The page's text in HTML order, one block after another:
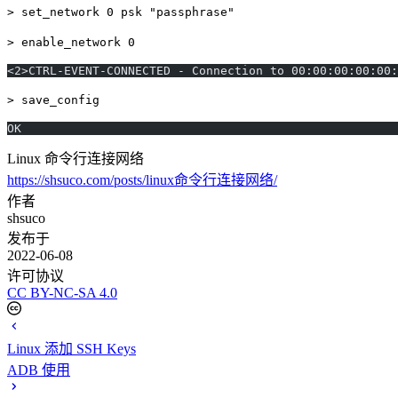
> set_network 0 psk "passphrase"
> enable_network 0
<2>CTRL-EVENT-CONNECTED - Connection to
> save_config
OK
Linux 命令行连接网络
https://shsuco.com/posts/linux命令行连接网络/
作者
shsuco
发布于
2022-06-08
许可协议
CC BY-NC-SA 4.0
Linux 添加 SSH Keys
ADB 使用